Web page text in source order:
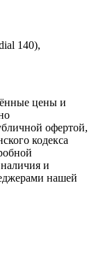
140),
цены и
офертой,
кодекса
и
нашей